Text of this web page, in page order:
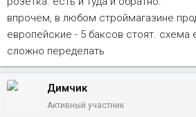
впрочем, в любом строймагазине
европейские - 5 баксов стоят. схема
сложно переделать
Димчик
Активный участник